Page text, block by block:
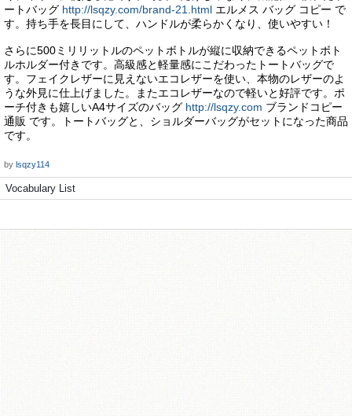
ートバッグ http://lsqzy.com/brand-21.html エルメス バッグ コピー で
す。持ち手を長目にして、ハンドルが柔らかくなり、使いやすい！
さらに500ミリリットルのペットボトルが縦に収納できるペットボト
ルホルダー付きです。高級感と軽量感にこだわったトートバッグで
す。フェイクレザーに見えないエコレザーを使い、本物のレザーのよ
うな外見に仕上げました。またエコレザーなので軽いと好評です。ポ
ーチ付きも嬉しいA4サイズのバッグ http://lsqzy.com ブランドコピー
通販 です。トートバッグと、ショルダーバッグがセットになった商品
です。
by lsqzy114
Vocabulary List